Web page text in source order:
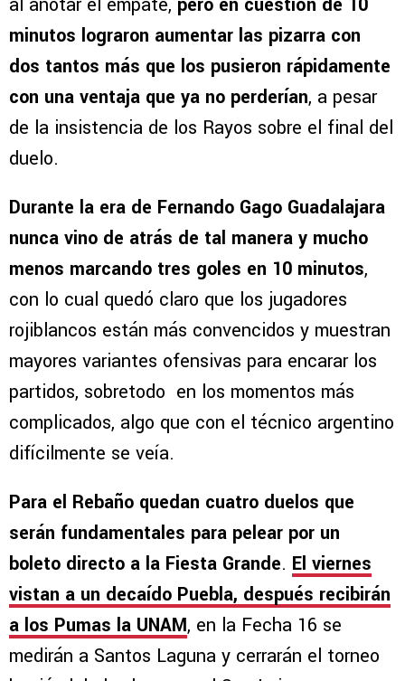
minutos lograron aumentar las pizarra con
dos tantos más que los pusieron rápidamente
con una ventaja que ya no perderían, a pesar
de la insistencia de los Rayos sobre el final del
duelo.
Durante la era de Fernando Gago Guadalajara
nunca vino de atrás de tal manera y mucho
menos marcando tres goles en 10 minutos,
con lo cual quedó claro que los jugadores
rojiblancos están más convencidos y muestran
mayores variantes ofensivas para encarar los
partidos, sobretodo en los momentos más
complicados, algo que con el técnico argentino
difícilmente se veía.
Para el Rebaño quedan cuatro duelos que
serán fundamentales para pelear por un
boleto directo a la Fiesta Grande. El viernes
vistan a un decaído Puebla, después recibirán
a los Pumas la UNAM, en la Fecha 16 se
medirán a Santos Laguna y cerrarán el torneo